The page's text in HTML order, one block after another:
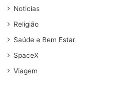
Noticias
Religião
Saúde e Bem Estar
SpaceX
Viagem